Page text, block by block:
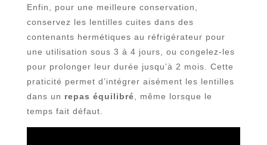
Enfin, pour une meilleure conservation,
conservez les lentilles cuites dans des
contenants hermétiques au réfrigérateur pour
une utilisation sous 3 à 4 jours, ou congelez-les
pour prolonger leur durée jusqu’à 2 mois. Cette
praticité permet d’intégrer aisément les lentilles
dans un repas équilibré , même lorsque le
temps fait défaut.